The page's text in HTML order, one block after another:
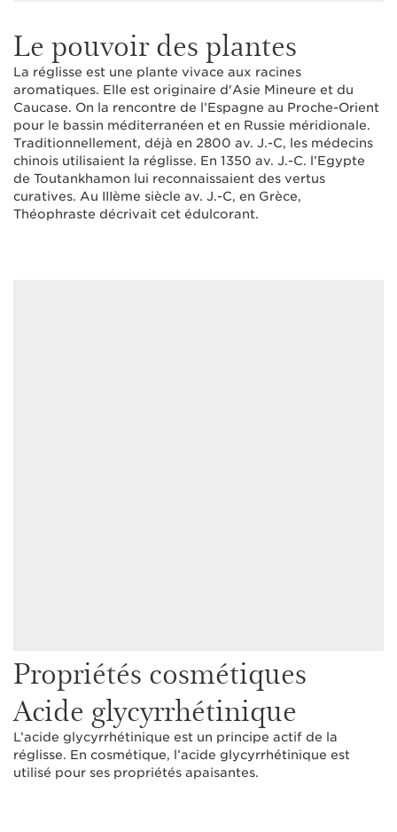
Le pouvoir des plantes
La réglisse est une plante vivace aux racines
aromatiques. Elle est originaire d'Asie Mineure et du
Caucase. On la rencontre de l’Espagne au Proche-Orient
pour le bassin méditerranéen et en Russie méridionale.
Traditionnellement, déjà en 2800 av. J.-C, les médecins
chinois utilisaient la réglisse. En 1350 av. J.-C. l’Egypte
de Toutankhamon lui reconnaissaient des vertus
curatives. Au IIIème siècle av. J.-C, en Grèce,
Théophraste décrivait cet édulcorant.
Propriétés cosmétiques
Acide glycyrrhétinique
L’acide glycyrrhétinique est un principe actif de la
réglisse. En cosmétique, l’acide glycyrrhétinique est
utilisé pour ses propriétés apaisantes.